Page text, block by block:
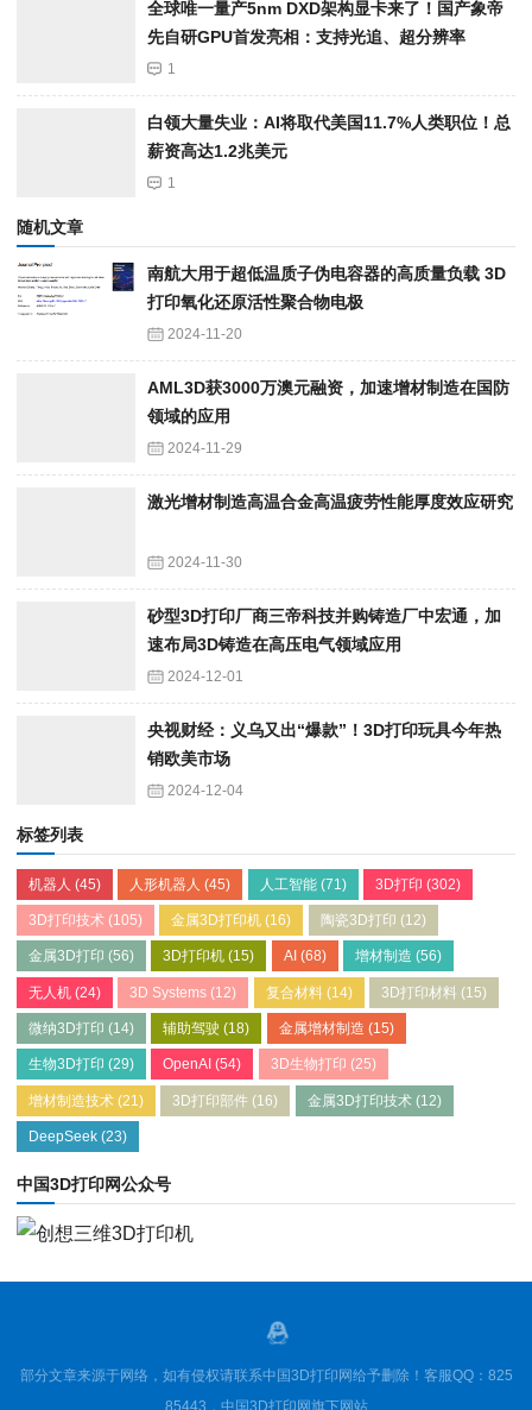
全球唯一量产5nm DXD架构显卡来了！国产象帝
先自研GPU首发亮相：支持光追、超分辨率
1
白领大量失业：AI将取代美国11.7%人类职位！总
薪资高达1.2兆美元
1
随机文章
南航大用于超低温质子伪电容器的高质量负载 3D
打印氧化还原活性聚合物电极
2024-11-20
AML3D获3000万澳元融资，加速增材制造在国防
领域的应用
2024-11-29
激光增材制造高温合金高温疲劳性能厚度效应研究
2024-11-30
砂型3D打印厂商三帝科技并购铸造厂中宏通，加
速布局3D铸造在高压电气领域应用
2024-12-01
央视财经：义乌又出“爆款”！3D打印玩具今年热
销欧美市场
2024-12-04
标签列表
机器人 (45) 人形机器人 (45) 人工智能(71) 3D打印 (302)
3D打印技术 (105) 金属3D打印机 (16) 陶瓷3D打印 (12)
金属3D打印 (56) 3D打印机 (15) AI (68) 增材制造 (56)
无人机 (24) 3D Systems (12) 复合材料(14) 3D打印材料 (15)
微纳3D打印 (14) 辅助驾驶 (18) 金属增材制造 (15)
生物3D打印 (29) OpenAI (54) 3D生物打印 (25)
增材制造技术 (21) 3D打印部件 (16) 金属3D打印技术(12)
DeepSeek (23)
中国3D打印网公众号
部分文章来源于网络，如有侵权请联系中国3D打印网给予删除！客服QQ：825
85443，中国3D打印网旗下网站